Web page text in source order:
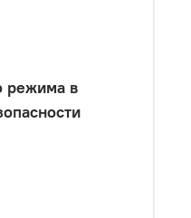
режима в